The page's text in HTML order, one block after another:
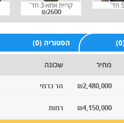
קריית אתא-3 חד'
₪2600
(0) הסטוריה
מחיר שכונה
₪2,480,000 הר כרמי
₪4,150,000 רמות